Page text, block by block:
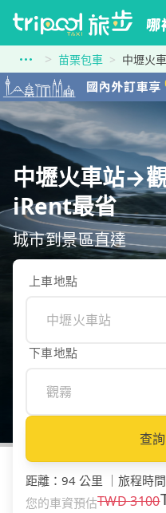
苗栗包車 中壢火
中壢火車站→
iRent最省
城市到景區直達
上車地點
下車地點
查
距離 ： 94 公里 旅程時間
您的車資預估TWD3100